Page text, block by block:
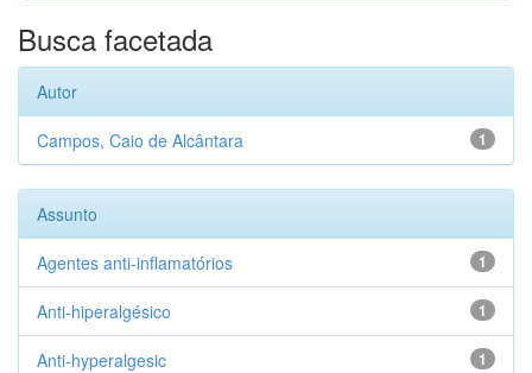
Busca facetada
Autor
1
Campos, Caio de Alcântara
Assunto
1
Agentes anti-inflamatórios
1
Anti-hiperalgésico
1
Anti-hyperalgesic